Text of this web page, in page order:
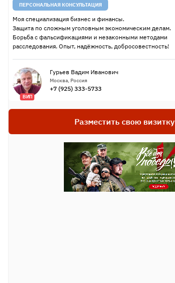
ПЕРСОНАЛЬНАЯ КОНСУЛЬТАЦИЯ
Моя специализация бизнес и финансы.
Защита по сложным уголовным экономическим делам.
Борьба с фальсификациями и незаконными методами
расследования. Опыт, надёжность, добросовестность!
ВИП
Гурьев Вадим Иванович
Москва, Россия
+7 (925) 333-5733
Разместить свою визитку